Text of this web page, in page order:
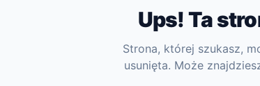
Ups! Ta
Strona, której szukasz,
usunięta. Może